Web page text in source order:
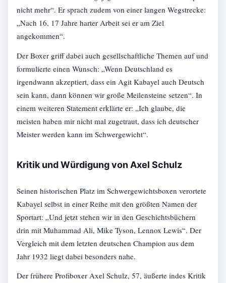
nicht mehr“. Er sprach zudem von einer langen Wegstrecke:
„Nach 16, 17 Jahre harter Arbeit sei er am Ziel
angekommen“.
Der Boxer griff dabei auch gesellschaftliche Themen auf und
formulierte einen Wunsch: „Wenn Deutschland es
irgendwann akzeptiert, dass ein Agit Kabayel auch Deutsch
sein kann, dann können wir große Meilensteine setzen“. In
einem weiteren Statement erklärte er: „Ich glaube, die
meisten haben mir nicht mal zugetraut, dass ich deutscher
Meister werden kann im Schwergewicht“.
Kritik und Würdigung von Axel Schulz
Seinen historischen Platz im Schwergewichtsboxen verortete
Kabayel selbst in einer Reihe mit den größten Namen der
Sportart: „Und jetzt stehen wir in den Geschichtsbüchern
drin mit Muhammad Ali, Mike Tyson, Lennox Lewis“. Der
Vergleich mit dem letzten deutschen Champion aus dem
Jahr 1932 liegt dabei besonders nahe.
Der frühere Profiboxer Axel Schulz, 57, äußerte indes Kritik